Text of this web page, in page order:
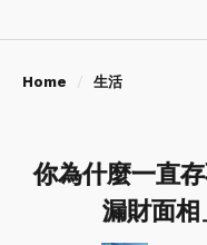
Home 生活
你為什麼一直
漏財面